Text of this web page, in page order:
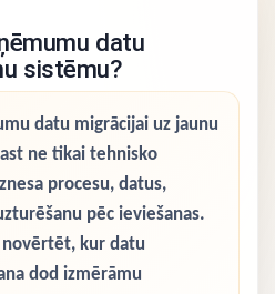
datu
sistēmu?
datu migrācijai uz jaunu
ne tikai tehnisko
procesu, datus,
pēc ieviešanas.
kur datu
dod izmērāmu